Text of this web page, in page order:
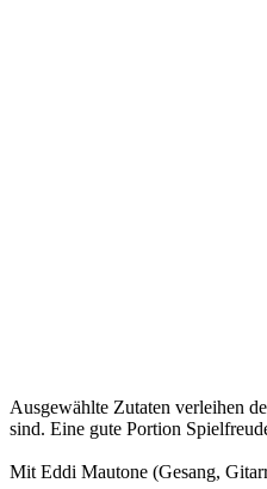
Ausgewählte Zutaten verleihen
sind. Eine gute Portion
Mit Eddi Mautone (Gesang,